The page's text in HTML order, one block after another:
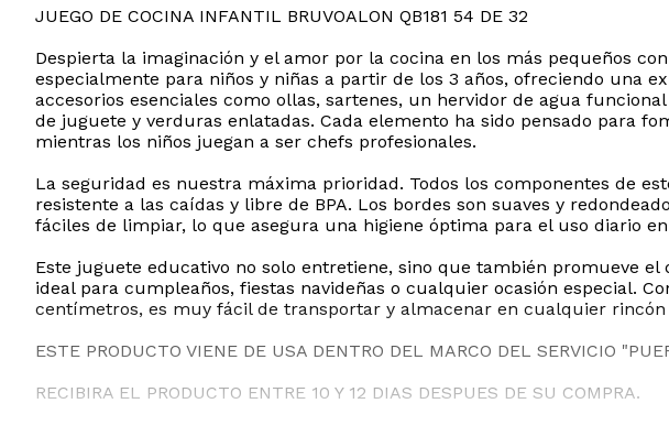
JUEGO DE COCINA INFANTIL BRUVOALON QB181 54 DE 32
Despierta la imaginación y el amor por la cocina en los más pequeños
especialmente para niños y niñas a partir de los 3 años, ofreciendo una
accesorios esenciales como ollas, sartenes, un hervidor de agua
de juguete y verduras enlatadas. Cada elemento ha sido pensado para
mientras los niños juegan a ser chefs profesionales.
La seguridad es nuestra máxima prioridad. Todos los componentes de
resistente a las caídas y libre de BPA. Los bordes son suaves y
fáciles de limpiar, lo que asegura una higiene óptima para el uso diario en
Este juguete educativo no solo entretiene, sino que también promueve
ideal para cumpleaños, fiestas navideñas o cualquier ocasión especial.
centímetros, es muy fácil de transportar y almacenar en cualquier rincón
ESTE PRODUCTO VIENE DE USA DENTRO DEL MARCO DEL SERVICIO
RECIBIRA EL PRODUCTO ENTRE 10 Y 12 DIAS DESPUES DE SU COMPRA.